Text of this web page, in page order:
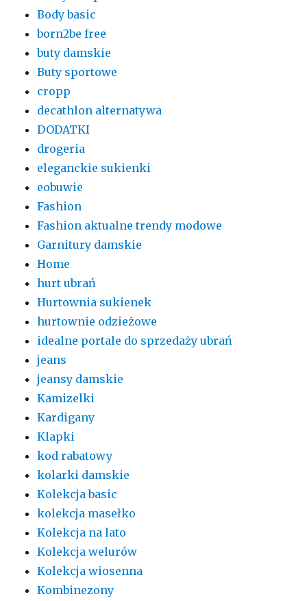
Body basic
born2be free
buty damskie
Buty sportowe
cropp
decathlon alternatywa
DODATKI
drogeria
eleganckie sukienki
eobuwie
Fashion
Fashion aktualne trendy modowe
Garnitury damskie
Home
hurt ubrań
Hurtownia sukienek
hurtownie odzieżowe
idealne portale do sprzedaży ubrań
jeans
jeansy damskie
Kamizelki
Kardigany
Klapki
kod rabatowy
kolarki damskie
Kolekcja basic
kolekcja masełko
Kolekcja na lato
Kolekcja welurów
Kolekcja wiosenna
Kombinezony